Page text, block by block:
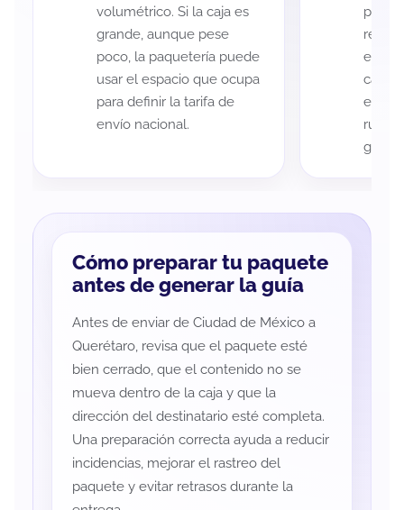
volumétrico. Si la caja es
grande, aunque pese
poco, la paquetería puede
usar el espacio que ocupa
para definir la tarifa de
envío nacional.
cada
es
ruta
guía
Cómo preparar tu paquete
antes de generar la guía
Antes de enviar de Ciudad de México a
Querétaro, revisa que el paquete esté
bien cerrado, que el contenido no se
mueva dentro de la caja y que la
dirección del destinatario esté completa.
Una preparación correcta ayuda a reducir
incidencias, mejorar el rastreo del
paquete y evitar retrasos durante la